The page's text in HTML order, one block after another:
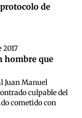
de
2017
hombre que
Juan Manuel
culpable del
cometido con